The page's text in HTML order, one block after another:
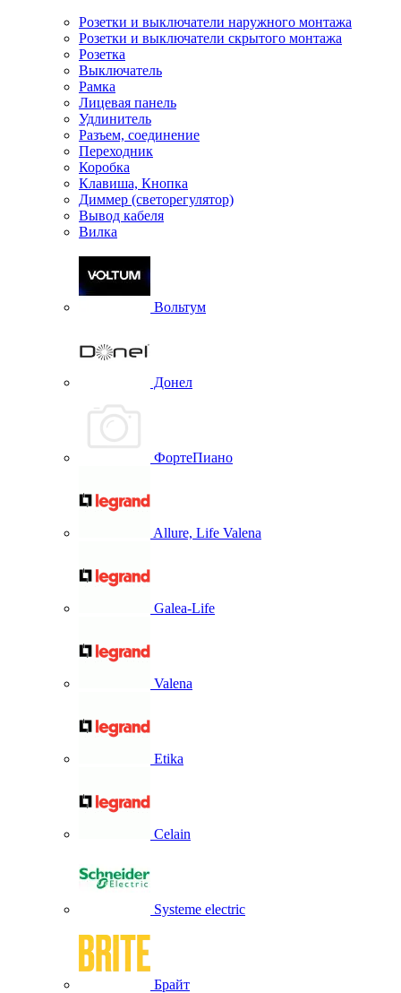
Розетки и выключатели наружного монтажа
Розетки и выключатели скрытого монтажа
Розетка
Выключатель
Рамка
Лицевая панель
Удлинитель
Разъем, соединение
Переходник
Коробка
Клавиша, Кнопка
Диммер (светорегулятор)
Вывод кабеля
Вилка
Вольтум
Донел
ФортеПиано
Allure, Life Valena
Galea-Life
Valena
Etika
Celain
Systeme electric
Брайт